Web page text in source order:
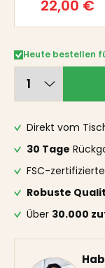
22,00 €
Heute bestellen
Direkt vom
30 Tage
FSC-
Robuste
Über 30.000